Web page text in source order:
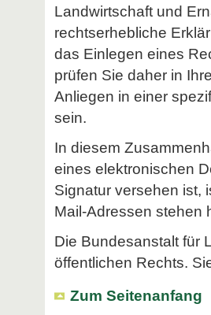
Landwirtschaft und
rechtserhebliche
das Einlegen eines
prüfen Sie daher in
Anliegen in einer
sein.
In diesem
eines elektronischen
Signatur versehen ist,
Mail-Adressen stehen
Die Bundesanstalt für
öffentlichen Rechts.
Zum Seitenanfang